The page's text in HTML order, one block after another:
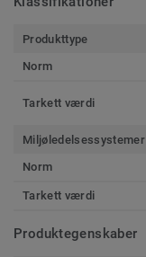
Produkttype
Norm
Tarkett værdi
Miljøledelsessystemer
Norm
Tarkett værdi
Produktegenskaber